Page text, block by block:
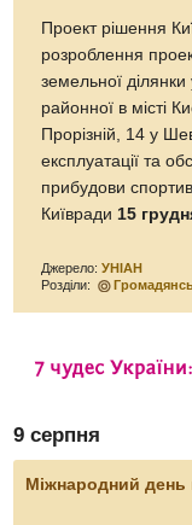
Проект рішення
розроблення
земельної ділянки
районної в місті
Прорізній, 14 у
експлуатації та
прибудови
Київради 15
Джерело:УНІАН
Розділи:
9 серпня
Міжнародний день